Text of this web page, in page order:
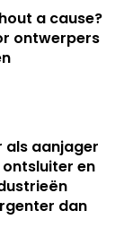
a cause?
ontwerpers
als aanjager
en
dan